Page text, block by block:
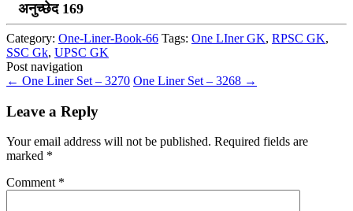
अनुच्छेद 169
Category: One-Liner-Book-66 Tags: One LIner GK, RPSC GK,
SSC Gk, UPSC GK
Post navigation
← One Liner Set – 3270 One Liner Set – 3268 →
Leave a Reply
Your email address will not be published. Required fields are
marked *
Comment *